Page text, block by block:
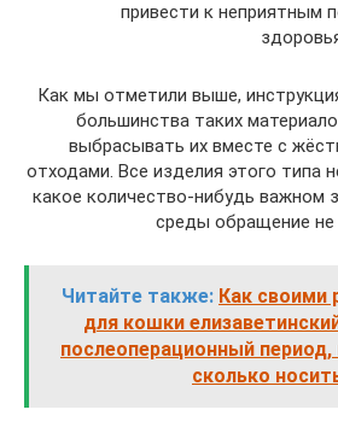
привести к неприятным
Как мы отметили выше,
большинства таких
выбрасывать их вместе с
отходами. Все изделия этого типа
какое количество-нибудь важном
среды обращение не
Читайте также: Как своими
для кошки
послеоперационный период,
сколько